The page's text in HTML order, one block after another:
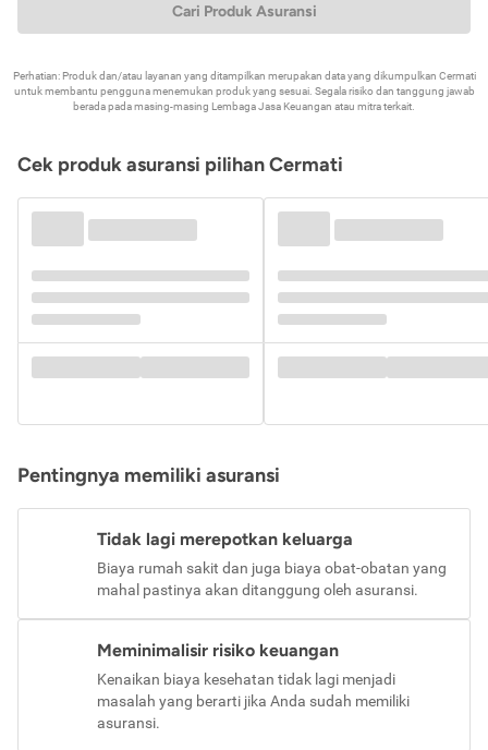
Cari Produk Asuransi
Perhatian: Produk dan/atau layanan yang ditampilkan merupakan data yang dikumpulkan Cermati
untuk membantu pengguna menemukan produk yang sesuai. Segala risiko dan tanggung jawab
berada pada masing-masing Lembaga Jasa Keuangan atau mitra terkait.
Cek produk asuransi pilihan Cermati
Pentingnya memiliki asuransi
Tidak lagi merepotkan keluarga
Biaya rumah sakit dan juga biaya obat-obatan yang
mahal pastinya akan ditanggung oleh asuransi.
Meminimalisir risiko keuangan
Kenaikan biaya kesehatan tidak lagi menjadi
masalah yang berarti jika Anda sudah memiliki
asuransi.